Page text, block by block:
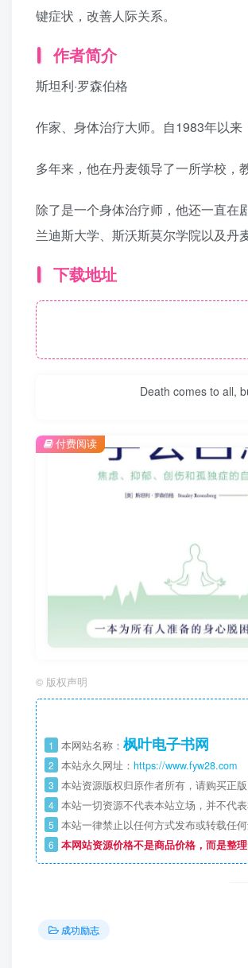
键症状，改善人际关系。
作者简介
斯坦利·罗森伯格
作家、身体治疗大师。自1983年以来
多年来，他在丹麦领导了一所学校，
除了是一个身体治疗师，他还一直在
兰迪斯大学、斯沃斯莫尔学院以及丹
下载地址
Death comes to all,
付费阅读
© 版权声明
1 本网站名称： 枫叶电子书网
2 本站永久网址： https://www.fyw28.com
3 本站资源版权归原作者所有，请购买正
4 本站一切资源不代表本站立场，并不代
5 本站一律禁止以任何方式发布或转载任
6 本网站资源价格不是商品价格，而是整
成功励志